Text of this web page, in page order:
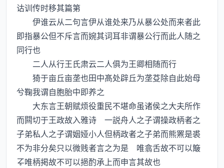
诂训传时移其篇第
伊谁云从二句言伊从谁处来乃从暴公处而来者此
即指暴公但不斥言而婉其词耳非谓暴公行而此人随之
同行也
二人从行王氏肃云二人俱为王卿相随而行
猗于亩丘亩垄也田中髙处辟丘为垄芟除自此始母
兮鞠我谓自胞胎中即养之
大东言王朝赋烦役重民不堪命虽诸侯之大夫所作
而闗切于王政故入雅诗 一説舟人之子谓操政柄者之
子弟私人之子谓姻娅小人但柄政者之子弟而熊罴是裘
不为非分矣只以微贱者言之为是 唯翕舌故不可以簸
唯柄掲故不可以挹酌承上而申言其故也